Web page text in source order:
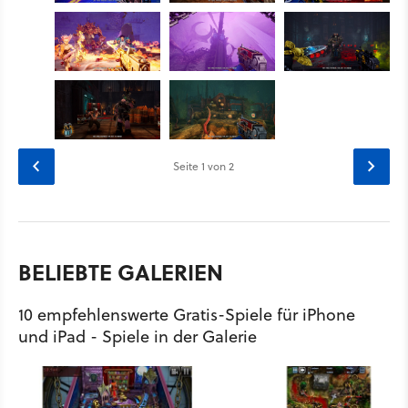
Seite1 von 2
BELIEBTE GALERIEN
10 empfehlenswerte Gratis-Spiele für iPhone
und iPad - Spiele in der Galerie